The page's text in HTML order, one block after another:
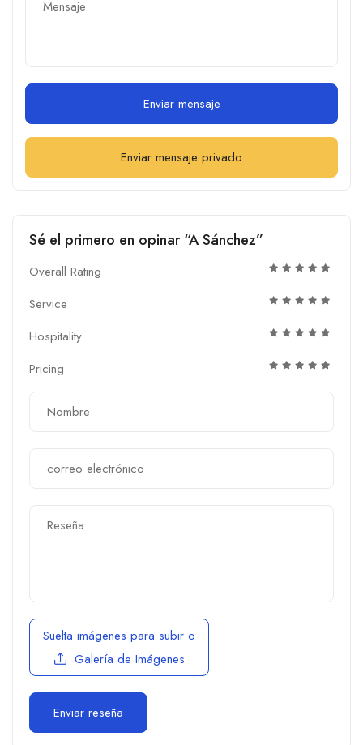
Enviar mensaje
Enviar mensaje privado
Sé el primero en opinar “A Sánchez”
Overall Rating
Service
Hospitality
Pricing
Suelta imágenes para subir o
Galería de Imágenes